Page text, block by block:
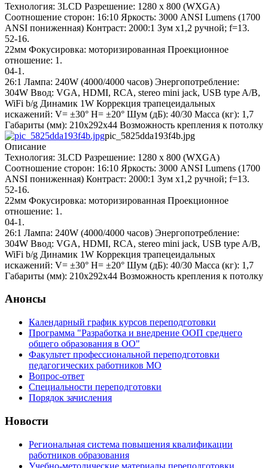
Технология: 3LCD Разрешение: 1280 x 800 (WXGA)
Соотношение сторон: 16:10 Яркость: 3000 ANSI Lumens (1700
ANSI пониженная) Контраст: 2000:1 Зум х1,2 ручной; f=13.
52-16.
22мм Фокусировка: моторизированная Проекционное
отношение: 1.
04-1.
26:1 Лампа: 240W (4000/4000 часов) Энергопотребление:
304W Ввод: VGA, HDMI, RCA, stereo mini jack, USB type A/B,
WiFi b/g Динамик 1W Коррекция трапецеидальных
искажений: V= ±30° H= ±20° Шум (дБ): 40/30 Масса (кг): 1,7
Габариты (мм): 210х292х44 Возможность крепления к потолку
pic_5825dda193f4b.jpg
Описание
Технология: 3LCD Разрешение: 1280 x 800 (WXGA)
Соотношение сторон: 16:10 Яркость: 3000 ANSI Lumens (1700
ANSI пониженная) Контраст: 2000:1 Зум х1,2 ручной; f=13.
52-16.
22мм Фокусировка: моторизированная Проекционное
отношение: 1.
04-1.
26:1 Лампа: 240W (4000/4000 часов) Энергопотребление:
304W Ввод: VGA, HDMI, RCA, stereo mini jack, USB type A/B,
WiFi b/g Динамик 1W Коррекция трапецеидальных
искажений: V= ±30° H= ±20° Шум (дБ): 40/30 Масса (кг): 1,7
Габариты (мм): 210х292х44 Возможность крепления к потолку
Анонсы
Календарный график курсов переподготовки
Программа "Разработка и внедрение ООП среднего
общего образования в ОО"
Факультет профессиональной переподготовки
педагогических работников МО
Вопрос-ответ
Специальности переподготовки
Порядок зачисления
Новости
Региональная система повышения квалификации
работников образования
Учебно-методические материалы переподготовки